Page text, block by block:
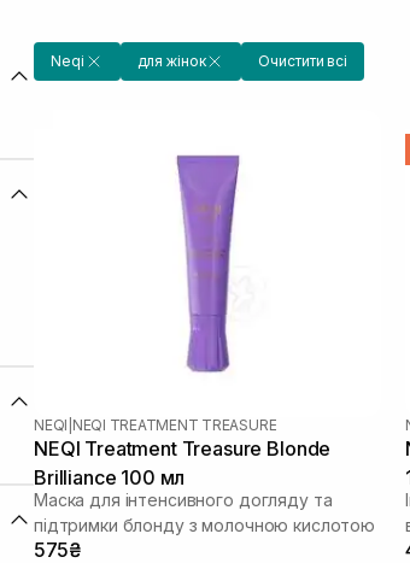
Neqi для жінок Очистити всі
NEQI NEQI TREATMENT TREASURE
NEQI Treatment Treasure Blonde
Brilliance 100 мл
Маска для інтенсивного догляду та
підтримки блонду з молочною кислотою
575₴